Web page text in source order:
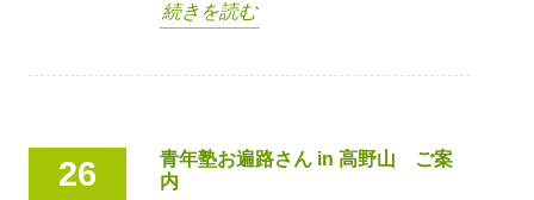
続きを読む
26
青年塾お遍路さん in 高野山 ご案
内